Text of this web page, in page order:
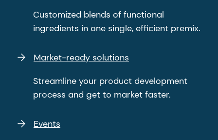
Customized blends of functional
ingredients in one single, efficient premix.
Market-ready solutions
Streamline your product development
process and get to market faster.
Events